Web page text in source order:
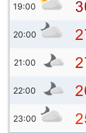
19:00
20:00
21:00
22:00
23:00